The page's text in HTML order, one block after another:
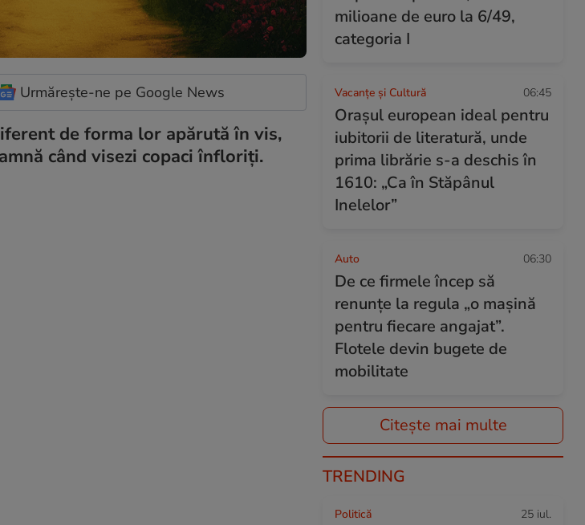
Urmărește-ne pe Google News
de forma lor apărută în vis,
când visezi copaci înfloriți.
milioane de euro la 6/49,
categoria I
Vacanțe și Cultură 06:45
Orașul european ideal pentru
iubitorii de literatură, unde
prima librărie s-a deschis în
1610: „Ca în Stăpânul
Inelelor”
Auto 06:30
De ce firmele încep să
renunțe la regula „o mașină
pentru fiecare angajat”.
Flotele devin bugete de
mobilitate
Citește mai multe
TRENDING
Politică 25 iul.